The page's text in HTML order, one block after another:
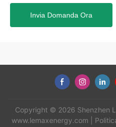
Invia Domanda Ora
Copyright © 2026 Shenzhen
www.lemaxenergy.com